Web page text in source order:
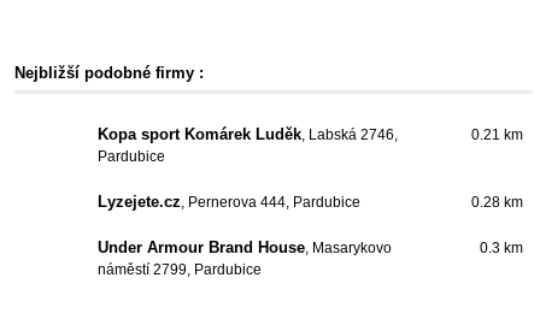
Nejbližší podobné firmy :
Kopa sport Komárek Luděk, Labská 2746,
Pardubice
0.21 km
Lyzejete.cz, Pernerova 444, Pardubice 0.28 km
Under Armour Brand House, Masarykovo
náměstí 2799, Pardubice
0.3 km